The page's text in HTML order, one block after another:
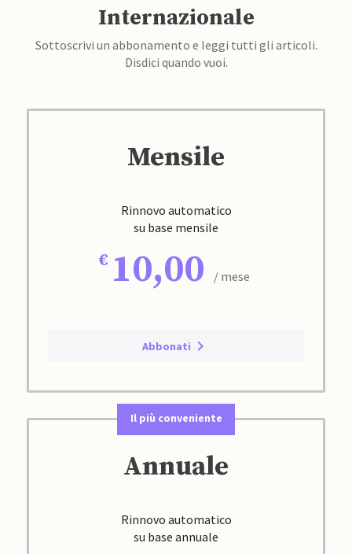
Internazionale
Sottoscrivi un abbonamento e leggi tutti gli articoli.
Disdici quando vuoi.
Mensile
Rinnovo automatico
su base mensile
10,00 / mese
Abbonati
Il più conveniente
Annuale
Rinnovo automatico
su base annuale